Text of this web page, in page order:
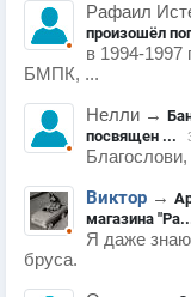
Рафаил
произошёл
в 1994-1997
БМПК, ...
Нелли →
посвящен ...
Виктор →
магазина
Я даже знаю
бруса.